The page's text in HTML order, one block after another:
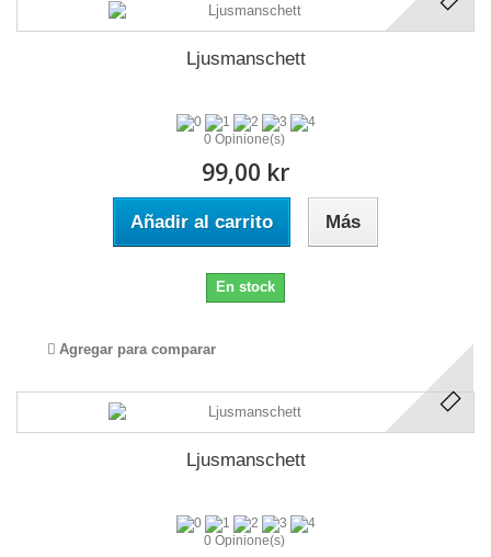
Ljusmanschett
0 Opinione(s)
99,00 kr
Añadir al carrito Más
En stock
Agregar para comparar
Ljusmanschett
0 Opinione(s)